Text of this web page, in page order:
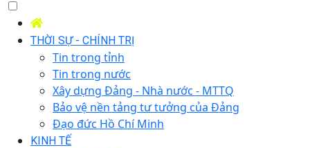
THỜI SỰ - CHÍNH TRỊ
Tin trong tỉnh
Tin trong nước
Xây dựng Đảng - Nhà nước - MTTQ
Bảo vệ nền tảng tư tưởng của Đảng
Đạo đức Hồ Chí Minh
KINH TẾ